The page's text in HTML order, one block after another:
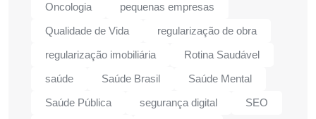
Oncologia
pequenas empresas
Qualidade de Vida
regularização de obra
regularização imobiliária
Rotina Saudável
saúde
Saúde Brasil
Saúde Mental
Saúde Pública
segurança digital
SEO